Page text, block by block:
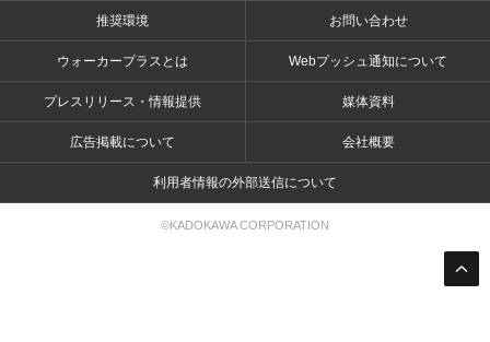
推奨環境 お問い合わせ
ウォーカープラスとは Webプッシュ通知について
プレスリリース・情報提供 媒体資料
広告掲載について 会社概要
利用者情報の外部送信について
©KADOKAWA CORPORATION